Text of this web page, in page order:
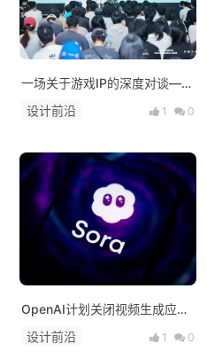
一场关于游戏IP的深度对谈——
朱峰大师课·次世代预研会在上
海举办
设计前沿 1 0
OpenAI计划关闭视频生成应用
Sora，上线仅约15个月
设计前沿 1 0